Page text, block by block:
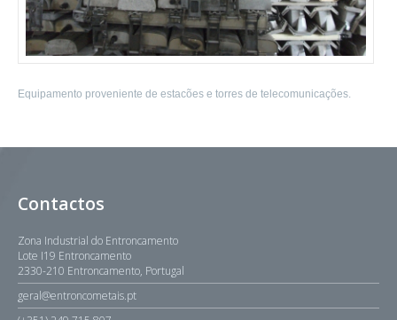
Equipamento proveniente de estacões e torres de telecomunicações.
Contactos
Zona Industrial do Entroncamento
Lote I19 Entroncamento
2330-210 Entroncamento, Portugal
geral@entroncometais.pt